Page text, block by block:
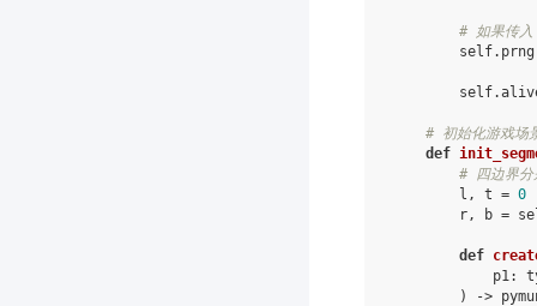
# 如果传入
self. prng
self.
# 初始化游戏场
def
# 四边界
l , t = 0
r, b =
def
p1:
)
->